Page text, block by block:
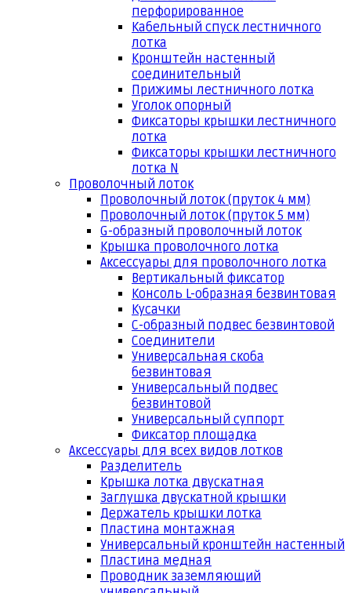
перфорированное
Кабельный спуск лестничного
лотка
Кронштейн настенный
соединительный
Прижимы лестничного лотка
Уголок опорный
Фиксаторы крышки лестничного
лотка
Фиксаторы крышки лестничного
лотка N
Проволочный лоток
Проволочный лоток (пруток 4 мм)
Проволочный лоток (пруток 5 мм)
G-образный проволочный лоток
Крышка проволочного лотка
Аксессуары для проволочного лотка
Вертикальный фиксатор
Консоль L-образная безвинтовая
Кусачки
С-образный подвес безвинтовой
Соединители
Универсальная скоба
безвинтовая
Универсальный подвес
безвинтовой
Универсальный суппорт
Фиксатор площадка
Аксессуары для всех видов лотков
Разделитель
Крышка лотка двускатная
Заглушка двускатной крышки
Держатель крышки лотка
Пластина монтажная
Универсальный кронштейн настенный
Пластина медная
Проводник заземляющий